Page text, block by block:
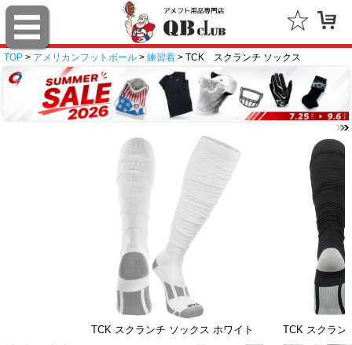
TOP > アメリカンフットボール > 練習着 > TCK スクランチ ソックス
TCK スクランチ ソックス ホワイト TCK スクラン